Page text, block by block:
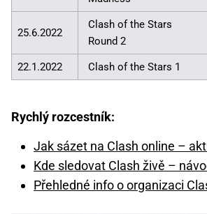
25.6.2022
Clash of the Stars
Round 2
22.1.2022 Clash of the Stars 1
Rychlý rozcestník:
Jak sázet na Clash online –
Kde sledovat Clash živě –
Přehledné info o organizaci